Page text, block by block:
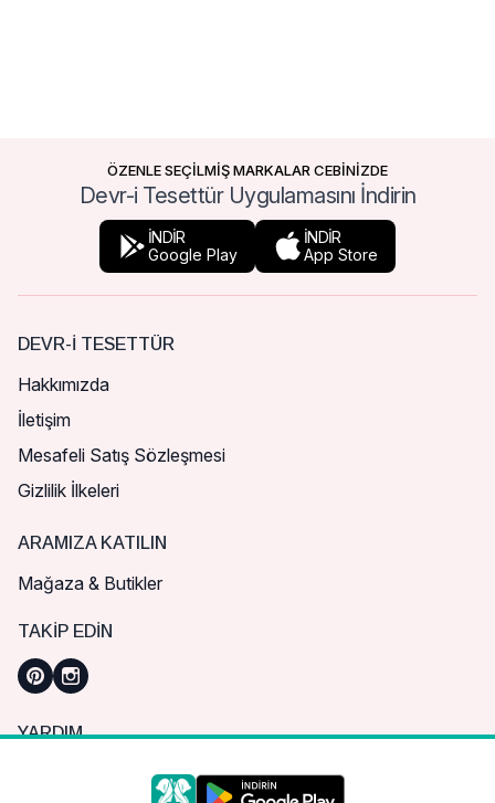
ÖZENLE SEÇİLMİŞ MARKALAR CEBİNİZDE
Devr-i Tesettür Uygulamasını İndirin
İNDİR
Google Play
İNDİR
App Store
DEVR-I TESETTÜR
Hakkımızda
İletişim
Mesafeli Satış Sözleşmesi
Gizlilik İlkeleri
ARAMIZA KATILIN
Mağaza & Butikler
TAKIP EDIN
YARDIM
Sık Sorulan Sorular